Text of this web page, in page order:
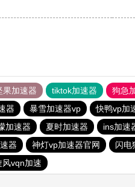
果加速器 tiktok加速器 狗急
器 暴雪加速器vp 快鸭vp加
加速器 夏时加速器 ins加速
器 神灯vp加速器官网 闪电
风vqn加速